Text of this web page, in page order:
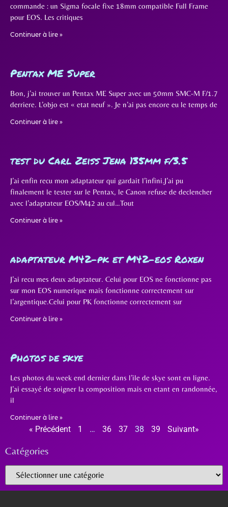
commande : un Sigma focale fixe 18mm compatible Full Frame
pour EOS. Les critiques
Continuer à lire »
Pentax ME Super
Bon, j’ai trouver un Pentax ME Super avec un 50mm SMC-M F/1.7
derriere. L’objo est « etat neuf ». Je n’ai pas encore eu le temps de
Continuer à lire »
test du Carl Zeiss Jena 135mm f/3.5
J’ai enfin recu mon adaptateur qui gardait l’infini.J’ai pu
finalement le tester sur le Pentax, le Canon refuse de declencher
avec l’adaptateur EOS/M42 au cul…Tout
Continuer à lire »
adaptateur M42-pk et M42-eos Roxen
J’ai recu mes deux adaptateur. Celui pour EOS ne fonctionne pas
sur mon EOS numerique mais fonctionne correctement sur
l’argentique.Celui pour PK fonctionne correctement sur
Continuer à lire »
Photos de skye
Les photos du week end dernier dans l’ile de skye sont en ligne.
J’ai essayé de soigner la composition mais en etant en randonnée,
il
Continuer à lire »
« Précédent 1 … 36 37 38 39 Suivant»
Catégories